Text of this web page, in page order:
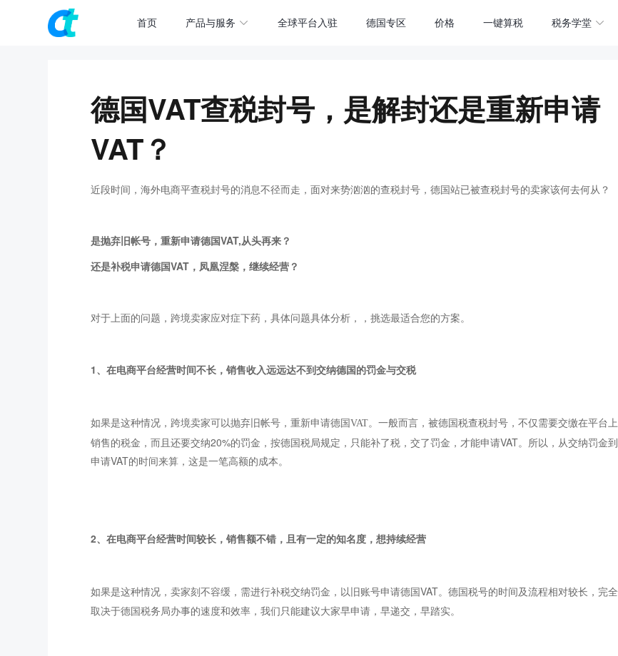
首页 产品与服务 全球平台入驻 德国专区 价格 一键算税 税务学堂
德国VAT查税封号，是解封还是重新申请
VAT？
近段时间，海外电商平查税封号的消息不径而走，面对来势汹汹的查税封号，德国站已被查税封号的卖家该何去何从？
是抛弃旧帐号，重新申请德国VAT,从头再来？
还是补税申请德国VAT，凤凰涅槃，继续经营？
对于上面的问题，跨境卖家应对症下药，具体问题具体分析，，挑选最适合您的方案。
1、在电商平台经营时间不长，销售收入远远达不到交纳德国的罚金与交税
如果是这种情况，跨境卖家可以抛弃旧帐号，重新申请德国VAT。一般而言，被德国税查税封号，不仅需要交缴在平台上
销售的税金，而且还要交纳20%的罚金，按德国税局规定，只能补了税，交了罚金，才能申请VAT。所以，从交纳罚金到
申请VAT的时间来算，这是一笔高额的成本。
2、在电商平台经营时间较长，销售额不错，且有一定的知名度，想持续经营
如果是这种情况，卖家刻不容缓，需进行补税交纳罚金，以旧账号申请德国VAT。德国税号的时间及流程相对较长，完全
取决于德国税务局办事的速度和效率，我们只能建议大家早申请，早递交，早踏实。